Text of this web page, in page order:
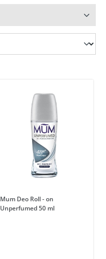
Mum Deo Roll - on
Unperfumed 50 ml